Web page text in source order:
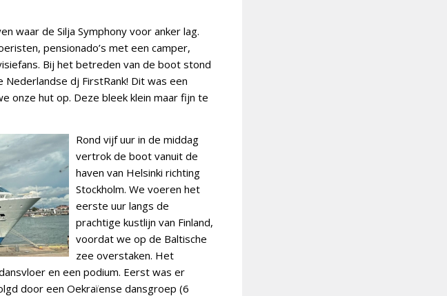
waar de Silja Symphony voor anker lag.
pensionado’s met een camper,
Bij het betreden van de boot stond
Nederlandse dj FirstRank! Dit was een
onze hut op. Deze bleek klein maar fijn te
Rond vijf uur in de middag
vertrok de boot vanuit de
haven van Helsinki richting
Stockholm. We voeren het
eerste uur langs de
prachtige kustlijn van Finland,
voordat we op de Baltische
zee overstaken. Het
en een podium. Eerst was er
door een Oekraïense dansgroep (6